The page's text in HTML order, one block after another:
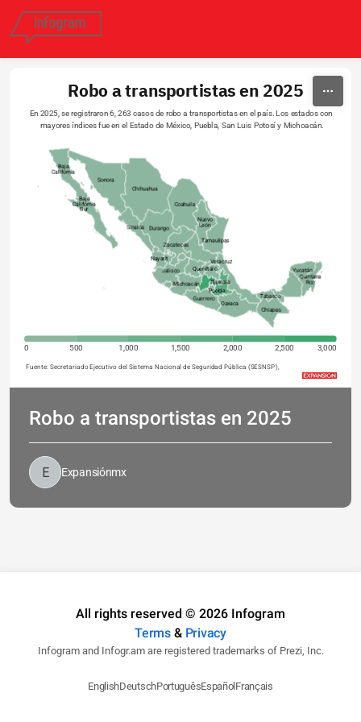
Robo a transportistas en 2025
En 2025, se registraron 6, 263 casos de robo a transportistas en el país. Los estados con
mayores índices fue en el Estado de México, Puebla, San Luis Potosí y Michoacán.
Zacatecas
Yucatán
Tlaxcala
Tabasco
Sonora
Tamaulipas
Veracruz
Sinaloa
Quintana
Roo
Querétaro
Puebla
Oaxaca
Nuevo
León
Nayarit
Michoacán
Jalisco
Guerrero
Durango
Coahuila
Chihuahua
Baja
California
Baja
California
Sur
Chiapas
0 500 1,000 1,500 2,000 2,500 3,000
Fuente: Secretariado Ejecutivo del Sistema Nacional de Seguridad Pública (SESNSP),
Robo a transportistas en 2025
Expansiónmx
All rights reserved © 2026 Infogram
Terms& Privacy
Infogram and Infogr.am are registered trademarks of Prezi, Inc.
EnglishDeutschPortuguêsEspañol Français